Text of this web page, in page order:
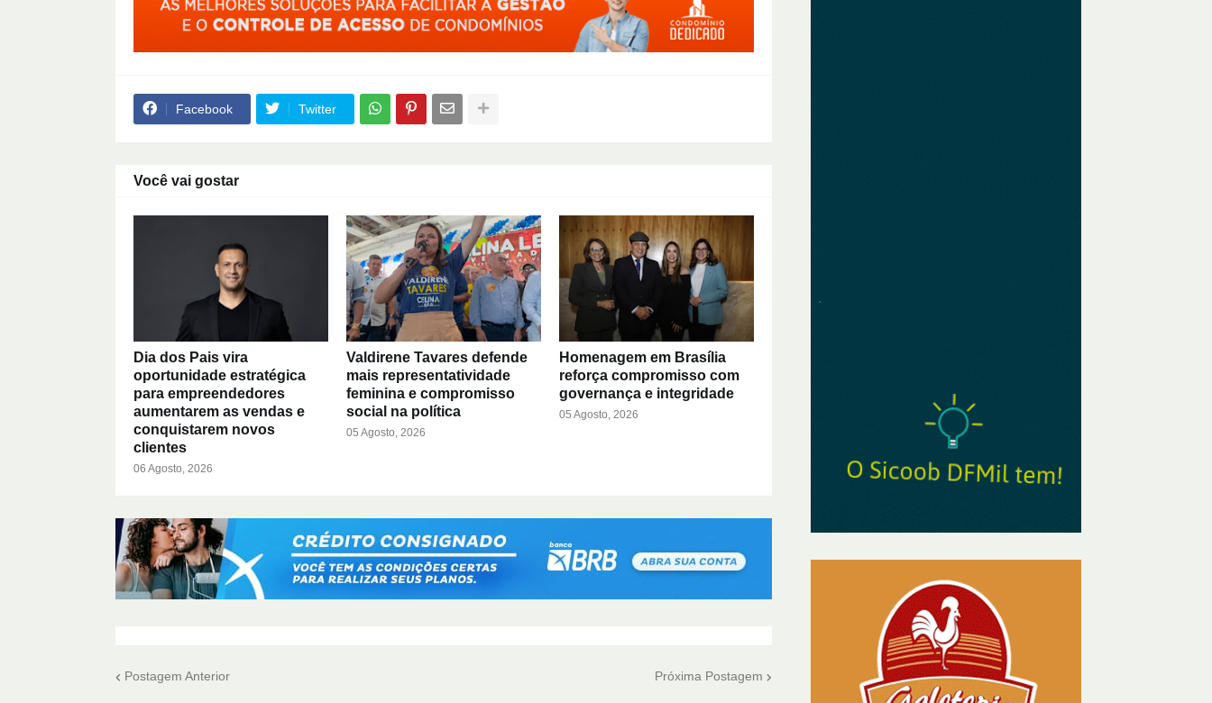
Facebook Twitter
Você vai gostar
Dia dos Pais vira
oportunidade estratégica
para empreendedores
aumentarem as vendas e
conquistarem novos
clientes
06 Agosto, 2026
Valdirene Tavares defende
mais representatividade
feminina e compromisso
social na política
05 Agosto, 2026
Homenagem em Brasília
reforça compromisso com
governança e integridade
05 Agosto, 2026
Postagem Anterior Próxima Postagem